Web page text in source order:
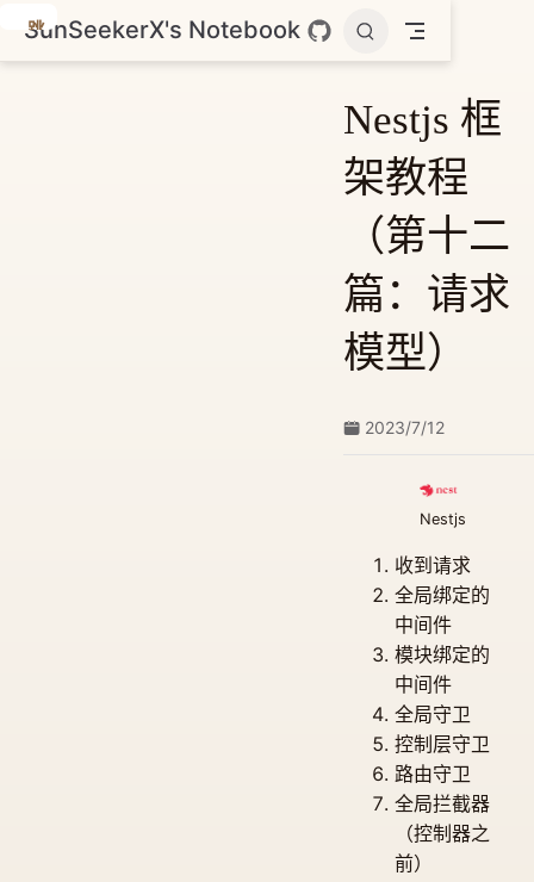
跳
至
SunSeekerX's Notebook
Nestjs 框
架教程
（第十二
篇：请求
模型）
2023/7/12
Nestjs
收到请求
全局绑定的
中间件
模块绑定的
中间件
全局守卫
控制层守卫
路由守卫
全局拦截器
（控制器之
前）